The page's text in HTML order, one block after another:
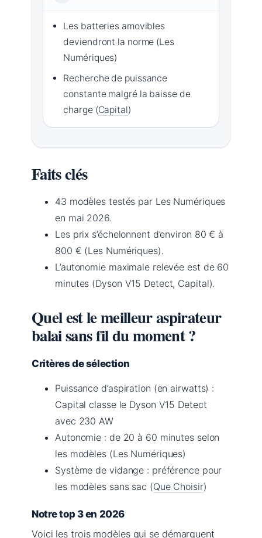
Les batteries amovibles
deviendront la norme (Les
Numériques)
Recherche de puissance
constante malgré la baisse de
charge (Capital)
Faits clés
43 modèles testés par Les Numériques
en mai 2026.
Les prix s’échelonnent d’environ 80 € à
800 € (Les Numériques).
L’autonomie maximale relevée est de 60
minutes (Dyson V15 Detect, Capital).
Quel est le meilleur aspirateur
balai sans fil du moment ?
Critères de sélection
Puissance d’aspiration (en airwatts) :
Capital classe le Dyson V15 Detect
avec 230 AW
Autonomie : de 20 à 60 minutes selon
les modèles (Les Numériques)
Système de vidange : préférence pour
les modèles sans sac (Que Choisir)
Notre top 3 en 2026
Voici les trois modèles qui se démarquent